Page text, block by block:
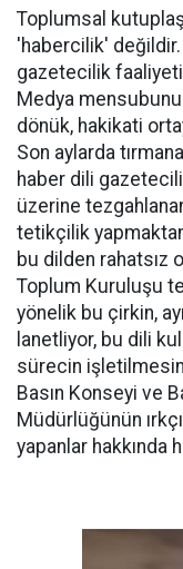
Toplumsal
'habercilik' değildir.
gazetecilik faaliyeti
Medya
dönük, hakikati
Son aylarda
haber dili
üzerine
tetikçilik
bu dilden rahatsız
Toplum Kuruluşu
yönelik bu çirkin,
lanetliyor, bu dili
sürecin
Basın Konseyi ve
Müdürlüğünün
yapanlar